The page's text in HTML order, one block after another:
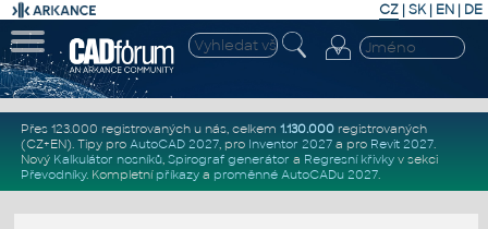
CZ | SK| EN | DE
Přes 123.000 registrovaných u nás, celkem 1.130.000registrovaných
(CZ+EN). Tipy pro AutoCAD 2027, pro Inventor 2027a pro Revit 2027.
Nový Kalkulátor nosníků, Spirograf generátor a Regresní křivkyv sekci
Převodníky. Kompletní příkazya proměnné AutoCADu 2027.